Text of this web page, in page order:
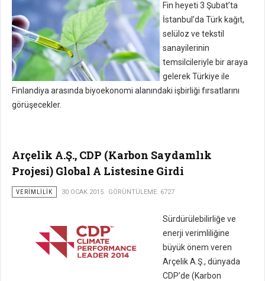
Fin heyeti 3 Şubat’ta
İstanbul’da Türk kağıt,
selüloz ve tekstil
sanayilerinin
temsilcileriyle bir araya
gelerek Türkiye ile
Finlandiya arasında biyoekonomi alanındaki işbirliği fırsatlarını
görüşecekler.
Arçelik A.Ş., CDP (Karbon Saydamlık
Projesi) Global A Listesine Girdi
VERIMLILIK 30 OCAK 2015 GÖRÜNTÜLEME: 6727
Sürdürülebilirliğe ve
enerji verimliliğine
büyük önem veren
Arçelik A.Ş., dünyada
CDP’de (Karbon